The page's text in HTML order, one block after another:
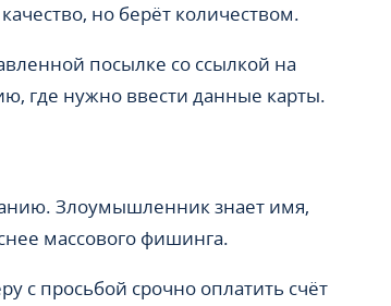
но берёт количеством.
посылке со ссылкой на
где нужно ввести данные карты.
Злоумышленник знает имя,
массового фишинга.
с просьбой срочно оплатить счёт